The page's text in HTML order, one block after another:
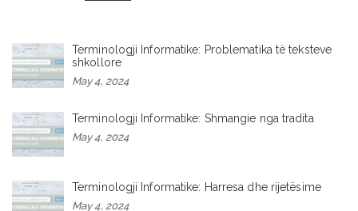
Terminologji Informatike: Problematika të teksteve
shkollore
May 4, 2024
Terminologji Informatike: Shmangie nga tradita
May 4, 2024
Terminologji Informatike: Harresa dhe rijetësime
May 4, 2024